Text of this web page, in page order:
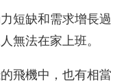
短缺和需求增長過
無法在家上班。
飛機中，也有相當